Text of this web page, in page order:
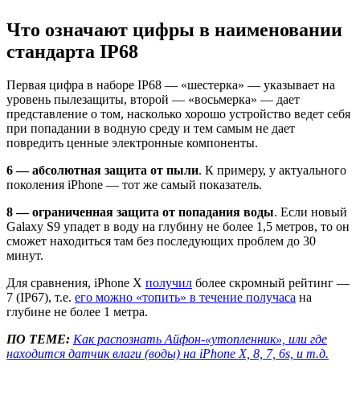
Что означают цифры в наименовании
стандарта IP68
Первая цифра в наборе IP68 — «шестерка» — указывает на
уровень пылезащиты, второй — «восьмерка» — дает
представление о том, насколько хорошо устройство ведет себя
при попадании в водную среду и тем самым не дает
повредить ценные электронные компоненты.
6 — абсолютная защита от пыли. К примеру, у актуального
поколения iPhone — тот же самый показатель.
8 — ограниченная защита от попадания воды. Если новый
Galaxy S9 упадет в воду на глубину не более 1,5 метров, то он
сможет находиться там без последующих проблем до 30
минут.
Для сравнения, iPhone X получил более скромный рейтинг —
7 (IP67), т.е. его можно «топить» в течение получаса на
глубине не более 1 метра.
ПО ТЕМЕ: Как распознать Айфон-«утопленник», или где
находится датчик влаги (воды) на iPhone X, 8, 7, 6s, и т.д.